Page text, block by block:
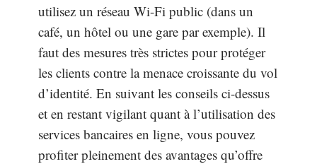
utilisez un réseau Wi-Fi public (dans un
café, un hôtel ou une gare par exemple). Il
faut des mesures très strictes pour protéger
les clients contre la menace croissante du vol
d’identité. En suivant les conseils ci-dessus
et en restant vigilant quant à l’utilisation des
services bancaires en ligne, vous pouvez
profiter pleinement des avantages qu’offre